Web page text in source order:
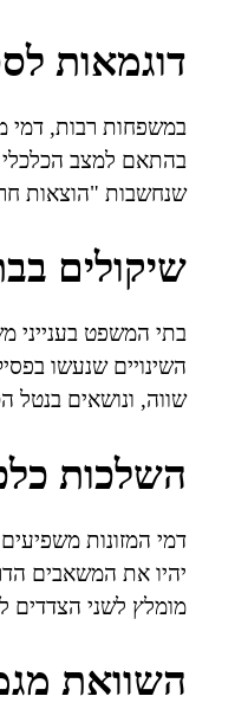
דוגמאות
בהתאם למצב הכלכלי
שנחשבות "הוצאות
שיקולים
בתי המשפט בענייני
השינויים שנעשו
שווה, ונושאים בנטל
השלכות
דמי המזונות
יהיו את המשאבים
מומלץ לשני
השוואת